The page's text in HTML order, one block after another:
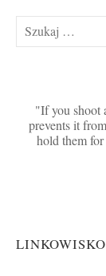
Szukaj:
If you shoot
prevents it
hold them
LINKOWISKO